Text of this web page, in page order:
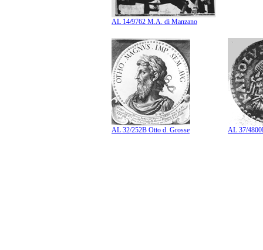
AL 14/9762 M.A. di Manzano
AL 32/252B Otto d. Grosse AL 37/